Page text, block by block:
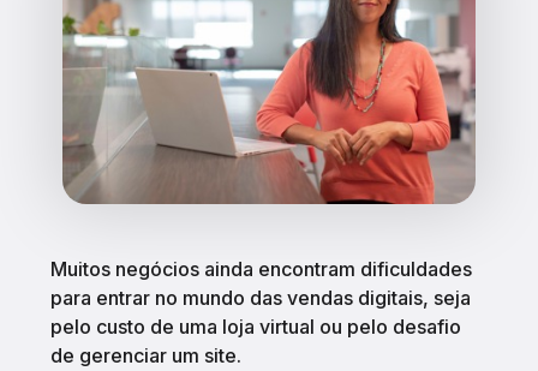
Muitos negócios ainda encontram dificuldades
para entrar no mundo das vendas digitais, seja
pelo custo de uma loja virtual ou pelo desafio
de gerenciar um site.